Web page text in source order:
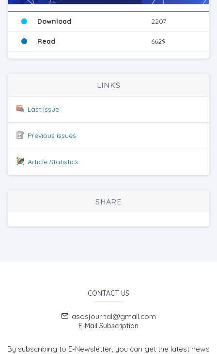
Download 2207
Read 6629
LINKS
Last issue
Previous issues
Article Statistics
SHARE
CONTACT US
asosjournal@gmail.com
E-Mail Subscription
By subscribing to E-Newsletter, you can get the latest news